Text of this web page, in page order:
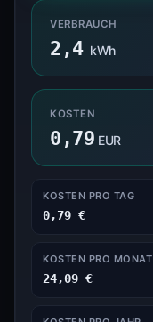
VERBRAUCH
2,4 kWh
KOSTEN
0,79 EUR
KOSTEN PRO TAG
0,79 €
KOSTEN PRO MONAT
24,09 €